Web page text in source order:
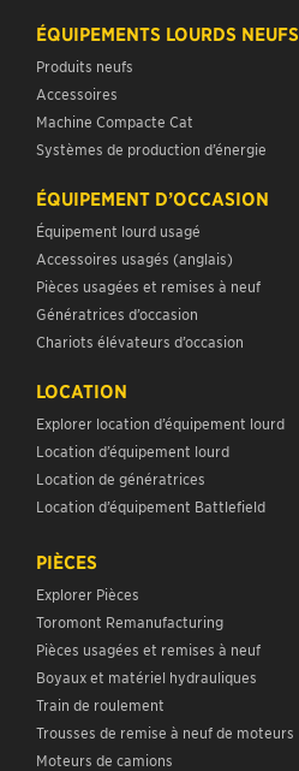
ÉQUIPEMENTS LOURDS NEUFS
Produits neufs
Accessoires
Machine Compacte Cat
Systèmes de production d’énergie
ÉQUIPEMENT D’OCCASION
Équipement lourd usagé
Accessoires usagés (anglais)
Pièces usagées et remises à neuf
Génératrices d’occasion
Chariots élévateurs d’occasion
LOCATION
Explorer location d’équipement lourd
Location d’équipement lourd
Location de génératrices
Location d’équipement Battlefield
PIÈCES
Explorer Pièces
Toromont Remanufacturing
Pièces usagées et remises à neuf
Boyaux et matériel hydrauliques
Train de roulement
Trousses de remise à neuf de moteurs
Moteurs de camions